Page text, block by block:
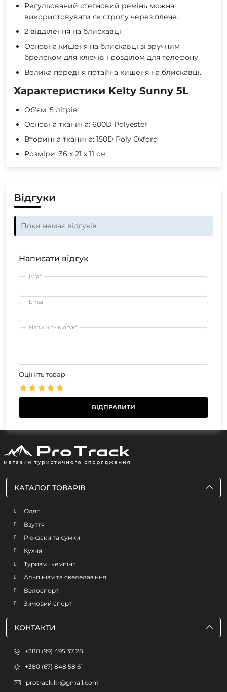
Регульований стегновий ремінь можна
використовувати як стропу через плече.
2 відділення на блискавці
Основна кишеня на блискавці зі зручним
брелоком для ключів і розділом для телефону
Велика передня потайна кишеня на блискавці.
Характеристики Kelty Sunny 5L
Об'єм: 5 літрів
Основна тканина: 600D Polyester
Вторинна тканина: 150D Poly Oxford
Розміри: 36 х 21 х 11 см
Відгуки
Поки немає відгуків
Написати відгук
Ім'я*
Email
Напишіть відгук*
Оцініть товар
КАТАЛОГ ТОВАРІВ
Одяг
Взуття
Рюкзаки та сумки
Кухня
Туризм і кемпінг
Альпінізм та скелелазіння
Велоспорт
Зимовий спорт
КОНТАКТИ
+380 (99) 495 37 28
+380 (67) 848 58 61
protrack.kr@gmail.com